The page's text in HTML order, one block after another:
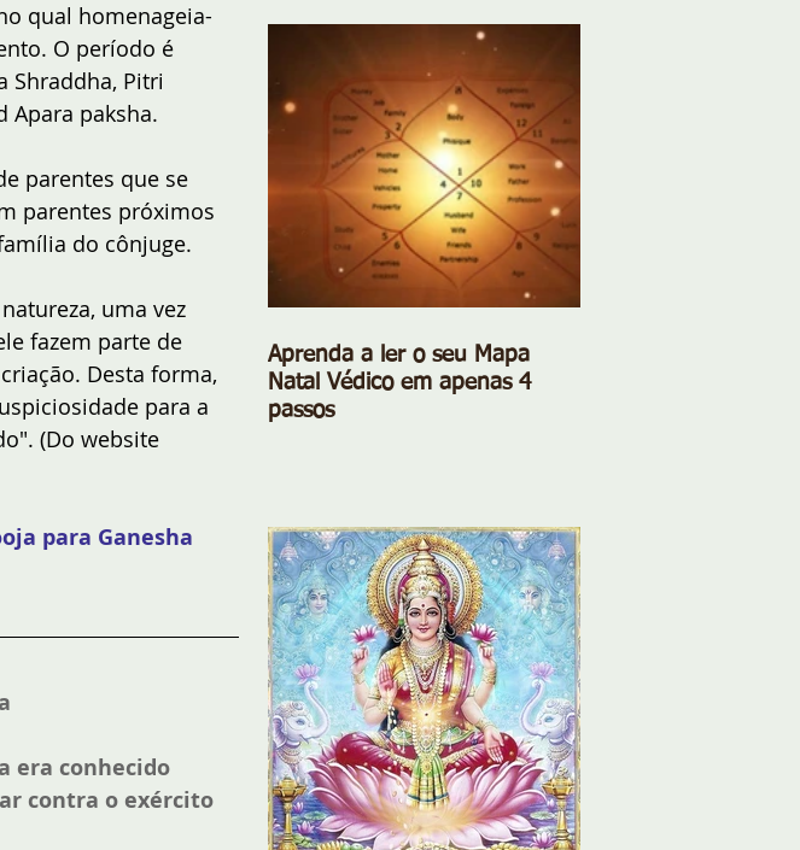
qual homenageia-
O período é
Shraddha, Pitri
Apara paksha.
parentes que se
parentes próximos
do cônjuge.
uma vez
fazem parte de
Desta forma,
para a
(Do website
para Ganesha
era conhecido
contra o exército
Aprenda a ler o seu Mapa
Natal Védico em apenas 4
passos